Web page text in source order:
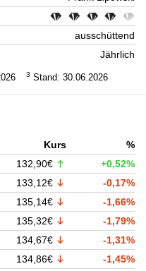
ausschüttend
Jährlich
3 Stand: 30.06.2026
Kurs
%
132,90€
+0,52%
133,12€
-0,17%
135,14€
-1,66%
135,32€
-1,79%
134,67€
-1,31%
134,86€
-1,45%